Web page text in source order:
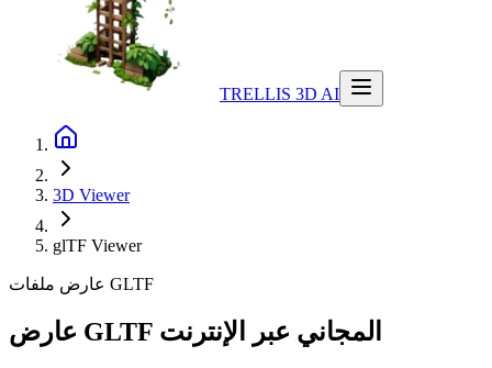
TRELLIS 3D AI
3D Viewer
glTF Viewer
عارض ملفات GLTF
عارض GLTF المجاني عبر الإنترنت